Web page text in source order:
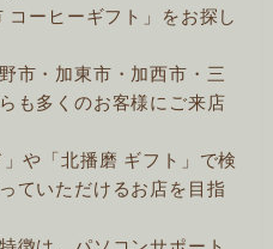
コーヒーギフト」をお探し
市・加東市・加西市・三
も多くのお客様にご来店
や「北播磨 ギフト」で検
ていただけるお店を目指